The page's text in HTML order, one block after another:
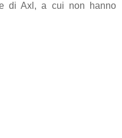
di Axl, a cui non hanno